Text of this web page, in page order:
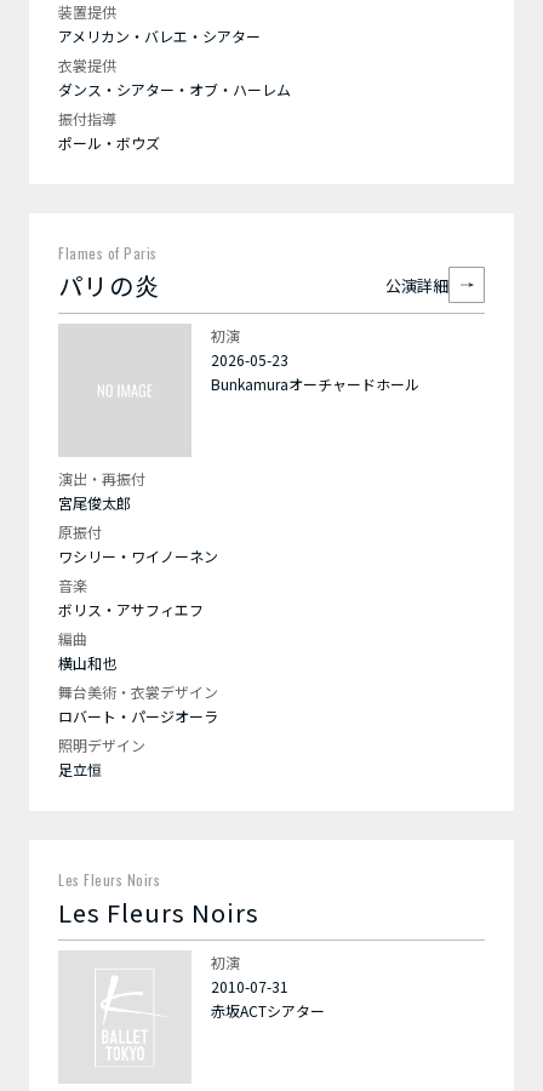
装置提供
アメリカン・バレエ・シアター
衣裳提供
ダンス・シアター・オブ・ハーレム
振付指導
ポール・ボウズ
Flames of Paris
パリの炎 公演詳細
初演
2026-05-23
Bunkamuraオーチャードホール
演出・再振付
宮尾俊太郎
原振付
ワシリー・ワイノーネン
音楽
ボリス・アサフィエフ
編曲
横山和也
舞台美術・衣裳デザイン
ロバート・パージオーラ
照明デザイン
足立恒
Les Fleurs Noirs
Les Fleurs Noirs
初演
2010-07-31
赤坂ACTシアター